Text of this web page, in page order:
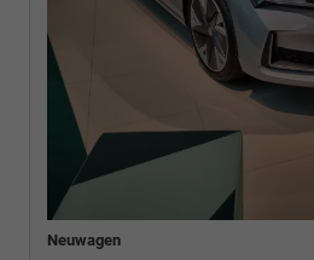
Neuwagen